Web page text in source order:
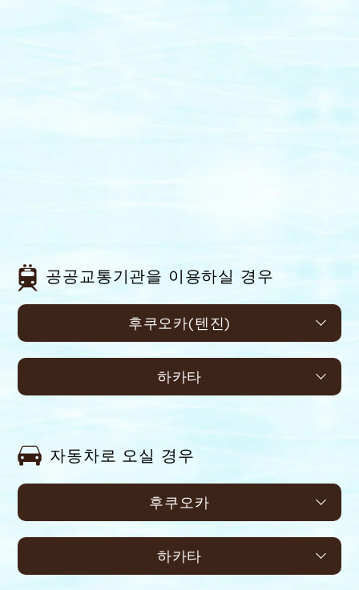
공공교통기관을 이용하실 경우
후쿠오카(텐진)
하카타
자동차로 오실 경우
후쿠오카
하카타